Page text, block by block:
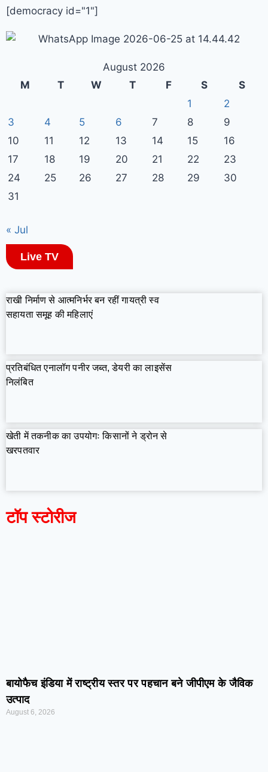
[democracy id="1"]
August 2026
M
T W T F S
S
1
2
3
4 5 6 7 8
9
10
11 12 13 14 15
16
17
18 19 20 21 22
23
24
25 26 27 28 29
30
31
« Jul
Live TV
राखी निर्माण से आत्मनिर्भर बन रहीं गायत्री स्व
सहायता समूह की महिलाएं
प्रतिबंधित एनालॉग पनीर जब्त, डेयरी का लाइसेंस
निलंबित
खेती में तकनीक का उपयोगः किसानों ने ड्रोन से
खरपतवार
टॉप स्टोरीज
बायोफैच इंडिया में राष्ट्रीय स्तर पर पहचान बने जीपीएम के जैविक
उत्पाद
August 6, 2026